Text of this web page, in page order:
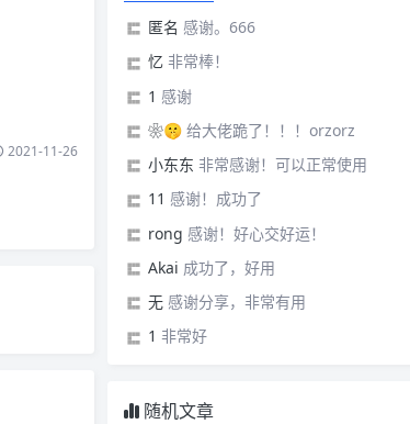
2021-11-26
匿名 感谢。666
忆 非常棒！
1 感谢
❀🤫 给大佬跪了！！！orzorz
小东东 非常感谢！可以正常使用
11 感谢！成功了
rong 感谢！好心交好运！
Akai 成功了，好用
无 感谢分享，非常有用
1 非常好
随机文章